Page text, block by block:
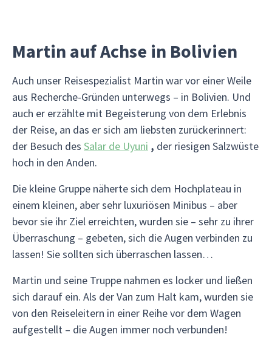
Martin auf Achse in Bolivien
Auch unser Reisespezialist Martin war vor einer Weile
aus Recherche-Gründen unterwegs – in Bolivien. Und
auch er erzählte mit Begeisterung von dem Erlebnis
der Reise, an das er sich am liebsten zurückerinnert:
der Besuch des Salar de Uyuni , der riesigen Salzwüste
hoch in den Anden.
Die kleine Gruppe näherte sich dem Hochplateau in
einem kleinen, aber sehr luxuriösen Minibus – aber
bevor sie ihr Ziel erreichten, wurden sie – sehr zu ihrer
Überraschung – gebeten, sich die Augen verbinden zu
lassen! Sie sollten sich überraschen lassen…
Martin und seine Truppe nahmen es locker und ließen
sich darauf ein. Als der Van zum Halt kam, wurden sie
von den Reiseleitern in einer Reihe vor dem Wagen
aufgestellt – die Augen immer noch verbunden!